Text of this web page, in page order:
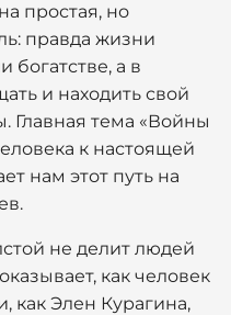
простая, но
правда жизни
богатстве, а в
и находить свой
Главная тема «Войны
к настоящей
нам этот путь на
не делит людей
как человек
как Элен Курагина,